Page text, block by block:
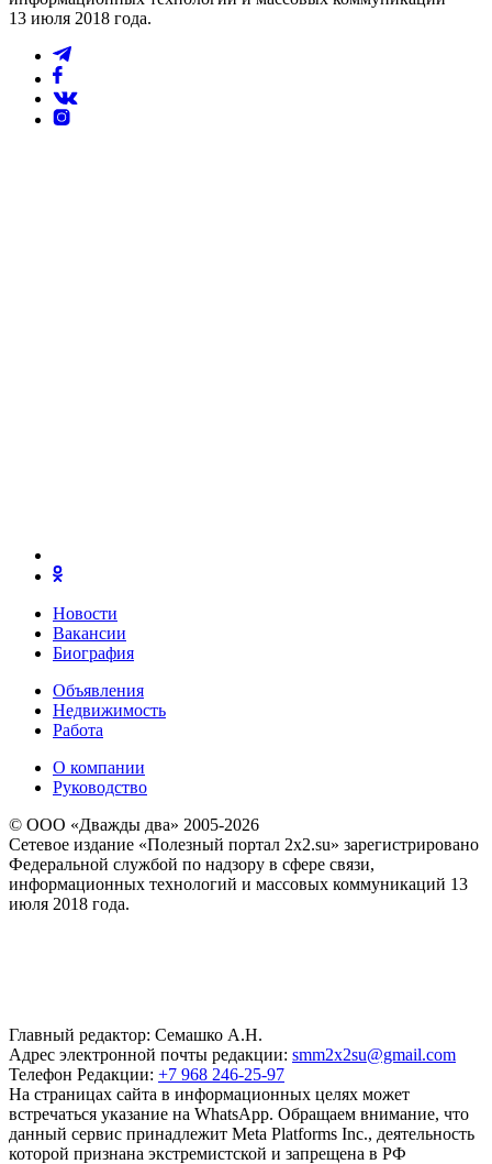
13 июля 2018 года.
Новости
Вакансии
Биография
Объявления
Недвижимость
Работа
О компании
Руководство
© ООО «Дважды два» 2005-2026
Сетевое издание «Полезный портал 2x2.su» зарегистрировано
Федеральной службой по надзору в сфере связи,
информационных технологий и массовых коммуникаций 13
июля 2018 года.
Главный редактор: Семашко А.Н.
Адрес электронной почты редакции: smm2x2su@gmail.com
Телефон Редакции: +7 968 246-25-97
На страницах сайта в информационных целях может
встречаться указание на WhatsApp. Обращаем внимание, что
данный сервис принадлежит Meta Platforms Inc., деятельность
которой признана экстремистской и запрещена в РФ